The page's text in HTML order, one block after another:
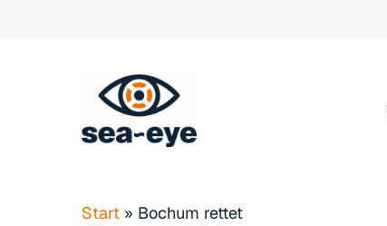
Start » Bochum rettet